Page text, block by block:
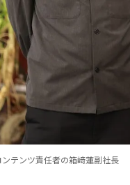
テンツ責任者の箱﨑蓮副社長